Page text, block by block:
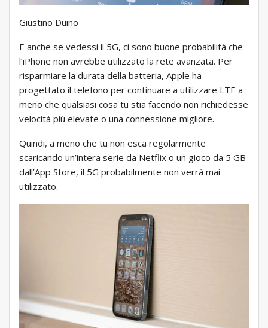
Giustino Duino
E anche se vedessi il 5G, ci sono buone probabilità che
l’iPhone non avrebbe utilizzato la rete avanzata. Per
risparmiare la durata della batteria, Apple ha
progettato il telefono per continuare a utilizzare LTE a
meno che qualsiasi cosa tu stia facendo non richiedesse
velocità più elevate o una connessione migliore.
Quindi, a meno che tu non esca regolarmente
scaricando un’intera serie da Netflix o un gioco da 5 GB
dall’App Store, il 5G probabilmente non verrà mai
utilizzato.